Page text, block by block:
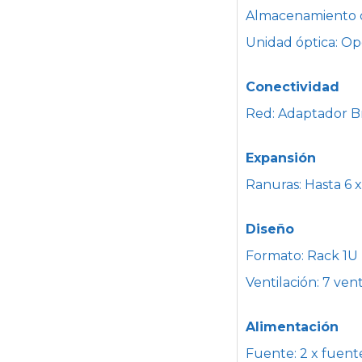
Almacenamiento
Unidad óptica:
Conectividad
Red: Adaptador
Expansión
Ranuras: Hasta 6
Diseño
Formato: Rack 1U
Ventilación: 7
Alimentación
Fuente: 2 x